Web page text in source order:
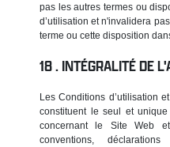
pas les autres termes ou
d’utilisation et n'invalidera
terme ou cette disposition
INTÉGRALITÉ DE
Les Conditions d’utilisation
constituent le seul et
concernant le Site Web
conventions,